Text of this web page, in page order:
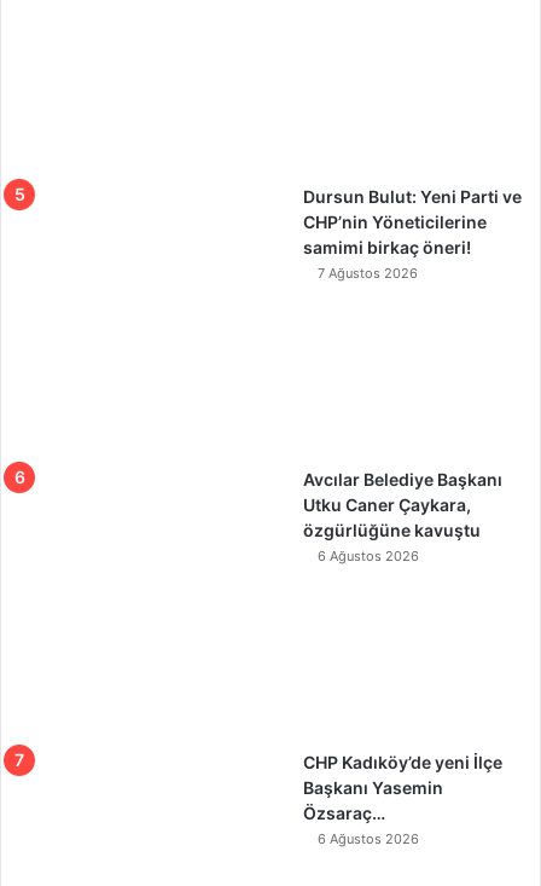
Dursun Bulut: Yeni Parti ve
CHP’nin Yöneticilerine
samimi birkaç öneri!
7 Ağustos 2026
Avcılar Belediye Başkanı
Utku Caner Çaykara,
özgürlüğüne kavuştu
6 Ağustos 2026
CHP Kadıköy’de yeni İlçe
Başkanı Yasemin
Özsaraç…
6 Ağustos 2026